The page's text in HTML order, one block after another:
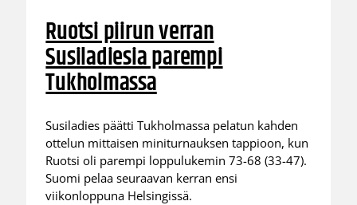
Ruotsi piirun verran
Susiladiesia parempi
Tukholmassa
Susiladies päätti Tukholmassa pelatun kahden
ottelun mittaisen miniturnauksen tappioon, kun
Ruotsi oli parempi loppulukemin 73-68 (33-47).
Suomi pelaa seuraavan kerran ensi
viikonloppuna Helsingissä.